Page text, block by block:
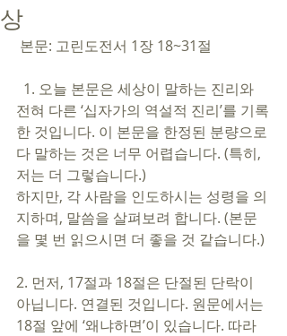
상
본문: 고린도전서 1장 18~31절
전혀 다른 ‘십자가의 역설적 진리’를 기록
한 것입니다. 이 본문을 한정된 분량으로
다 말하는 것은 너무 어렵습니다. (특히,
저는 더 그렇습니다.)
하지만, 각 사람을 인도하시는 성령을 의
지하며, 말씀을 살펴보려 합니다. (본문
을 몇 번 읽으시면 더 좋을 것 같습니다.)
2. 먼저, 17절과 18절은 단절된 단락이
아닙니다. 연결된 것입니다. 원문에서는
18절 앞에 ‘왜냐하면’이 있습니다. 따라